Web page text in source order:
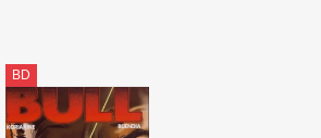
BD